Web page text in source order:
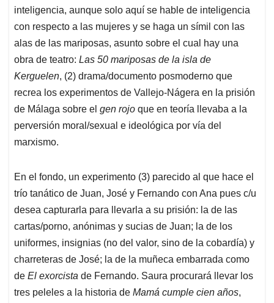
inteligencia, aunque solo aquí se hable de inteligencia
con respecto a las mujeres y se haga un símil con las
alas de las mariposas, asunto sobre el cual hay una
obra de teatro: Las 50 mariposas de la isla de
Kerguelen, (2) drama/documento posmoderno que
recrea los experimentos de Vallejo-Nágera en la prisión
de Málaga sobre el gen rojo que en teoría llevaba a la
perversión moral/sexual e ideológica por vía del
marxismo.
En el fondo, un experimento (3) parecido al que hace el
trío tanático de Juan, José y Fernando con Ana pues c/u
desea capturarla para llevarla a su prisión: la de las
cartas/porno, anónimas y sucias de Juan; la de los
uniformes, insignias (no del valor, sino de la cobardía) y
charreteras de José; la de la muñeca embarrada como
de El exorcista de Fernando. Saura procurará llevar los
tres peleles a la historia de Mamá cumple cien años,